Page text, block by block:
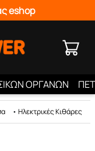
eshop
ΟΡΓΑΝΩΝ
• Ηλεκτρικές Κιθάρες